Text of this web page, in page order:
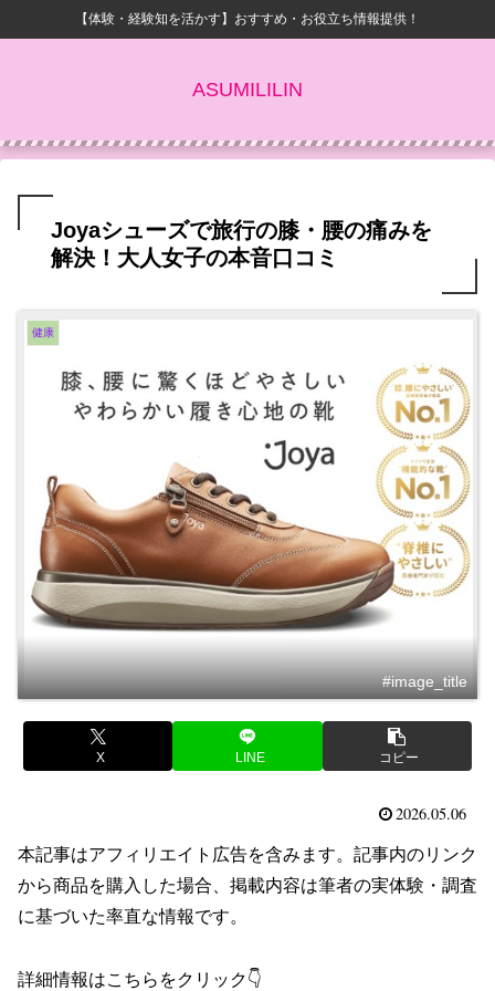
【体験・経験知を活かす】おすすめ・お役立ち情報提供！
ASUMILILIN
Joyaシューズで旅行の膝・腰の痛みを
解決！大人女子の本音口コミ
健康
#image_title
X LINE コピー
2026.05.06
本記事はアフィリエイト広告を含みます。記事内のリンク
から商品を購入した場合、掲載内容は筆者の実体験・調査
に基づいた率直な情報です。
詳細情報はこちらをクリック👇